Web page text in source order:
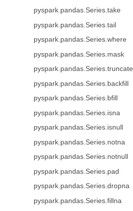
pyspark.pandas.Series.take
pyspark.pandas.Series.tail
pyspark.pandas.Series.where
pyspark.pandas.Series.mask
pyspark.pandas.Series.truncate
pyspark.pandas.Series.backfill
pyspark.pandas.Series.bfill
pyspark.pandas.Series.isna
pyspark.pandas.Series.isnull
pyspark.pandas.Series.notna
pyspark.pandas.Series.notnull
pyspark.pandas.Series.pad
pyspark.pandas.Series.dropna
pyspark.pandas.Series.fillna